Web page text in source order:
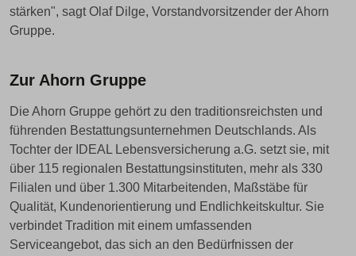
stärken", sagt Olaf Dilge, Vorstandvorsitzender der Ahorn
Gruppe.
Zur Ahorn Gruppe
Die Ahorn Gruppe gehört zu den traditionsreichsten und
führenden Bestattungsunternehmen Deutschlands. Als
Tochter der IDEAL Lebensversicherung a.G. setzt sie, mit
über 115 regionalen Bestattungsinstituten, mehr als 330
Filialen und über 1.300 Mitarbeitenden, Maßstäbe für
Qualität, Kundenorientierung und Endlichkeitskultur. Sie
verbindet Tradition mit einem umfassenden
Serviceangebot, das sich an den Bedürfnissen der